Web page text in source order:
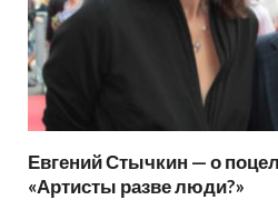
Евгений Стычкин — о
«Артисты разве люди?»